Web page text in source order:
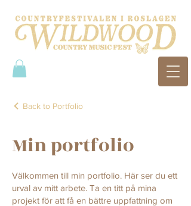
Back to Portfolio
Min portfolio
Välkommen till min portfolio. Här ser du ett
urval av mitt arbete. Ta en titt på mina
projekt för att få en bättre uppfattning om